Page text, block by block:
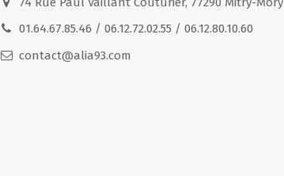
01.64.67.85.46 / 06.12.72.02.55 / 06.12.80.10.60
contact@alia93.com